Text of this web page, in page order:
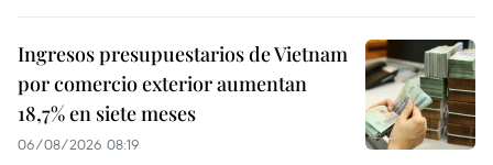
Ingresos presupuestarios de Vietnam
por comercio exterior aumentan
18,7% en siete meses
06/08/2026 08:19